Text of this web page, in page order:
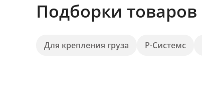
Подборки товаров
Для крепления груза Р-Системс